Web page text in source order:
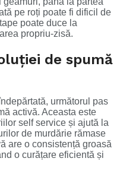
pe roți poate fi dificil de
poate duce la
propriu-zisă.
de spumă
următorul pas
activă. Aceasta este
self service și ajută la
de murdărie rămase
are o consistență groasă
o curățare eficientă și